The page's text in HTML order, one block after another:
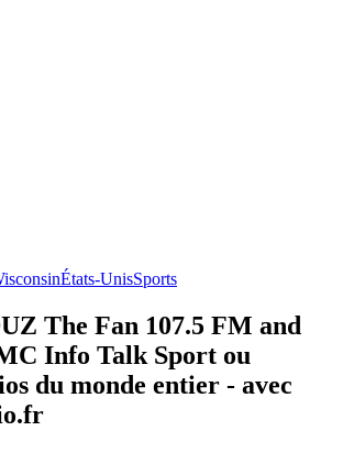
États-UnisSports
The Fan 107.5 FM and
Info Talk Sport ou
du monde entier - avec